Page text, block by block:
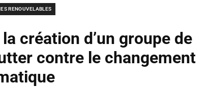
RENOUVELABLES
création d’un groupe de
contre le changement